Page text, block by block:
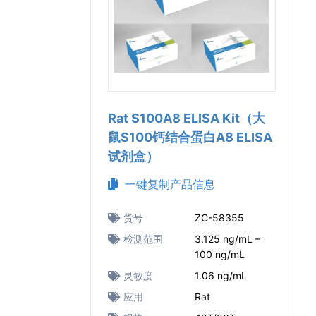
Rat S100A8 ELISA Kit（大
鼠S100钙结合蛋白A8 ELISA
试剂盒）
一键复制产品信息
货号
ZC-58355
检测范围
3.125 ng/mL –
100 ng/mL
灵敏度
1.06 ng/mL
应用
Rat